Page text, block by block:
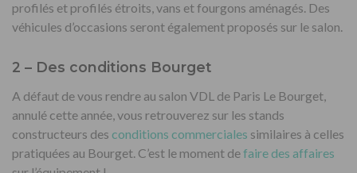
profilés et profilés étroits, vans et fourgons aménagés. Des
véhicules d’occasions seront également proposés sur le salon.
2 – Des conditions Bourget
A défaut de vous rendre au salon VDL de Paris Le Bourget,
annulé cette année, vous retrouverez sur les stands
constructeurs des conditions commerciales similaires à celles
pratiquées au Bourget. C’est le moment defaire des affaires